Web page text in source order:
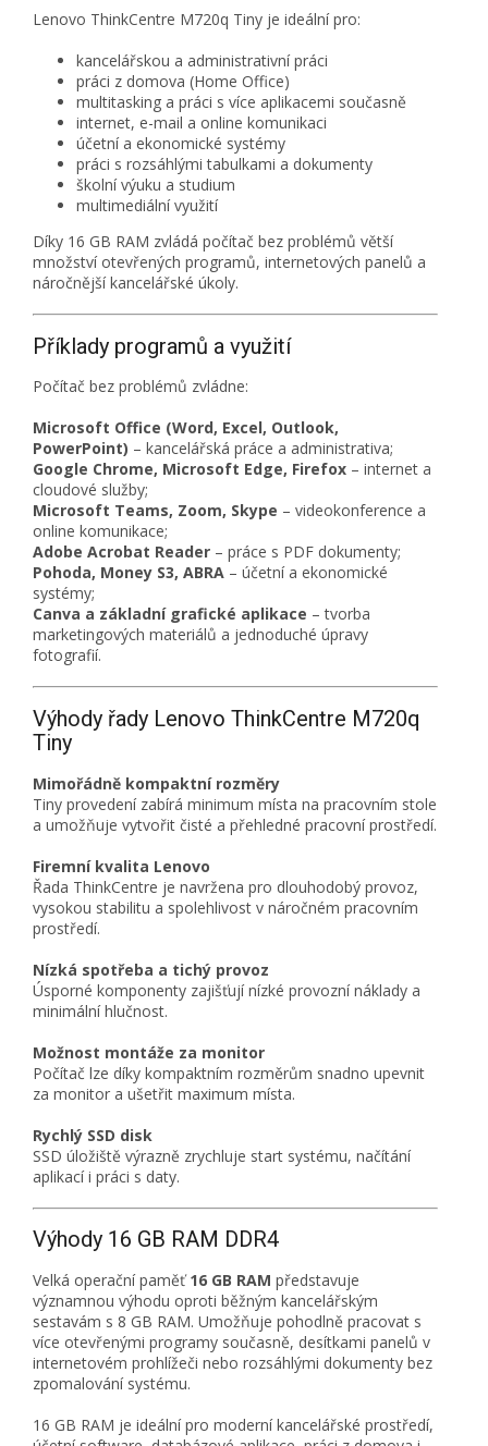
Lenovo ThinkCentre M720q Tiny je ideální pro:
kancelářskou a administrativní práci
práci z domova (Home Office)
multitasking a práci s více aplikacemi současně
internet, e-mail a online komunikaci
účetní a ekonomické systémy
práci s rozsáhlými tabulkami a dokumenty
školní výuku a studium
multimediální využití
Díky 16 GB RAM zvládá počítač bez problémů větší
množství otevřených programů, internetových panelů a
náročnější kancelářské úkoly.
Příklady programů a využití
Počítač bez problémů zvládne:
Microsoft Office (Word, Excel, Outlook,
PowerPoint) – kancelářská práce a administrativa;
Google Chrome, Microsoft Edge, Firefox – internet a
cloudové služby;
Microsoft Teams, Zoom, Skype – videokonference a
online komunikace;
Adobe Acrobat Reader – práce s PDF dokumenty;
Pohoda, Money S3, ABRA – účetní a ekonomické
systémy;
Canva a základní grafické aplikace – tvorba
marketingových materiálů a jednoduché úpravy
fotografií.
Výhody řady Lenovo ThinkCentre M720q
Tiny
Mimořádně kompaktní rozměry
Tiny provedení zabírá minimum místa na pracovním stole
a umožňuje vytvořit čisté a přehledné pracovní prostředí.
Firemní kvalita Lenovo
Řada ThinkCentre je navržena pro dlouhodobý provoz,
vysokou stabilitu a spolehlivost v náročném pracovním
prostředí.
Nízká spotřeba a tichý provoz
Úsporné komponenty zajišťují nízké provozní náklady a
minimální hlučnost.
Možnost montáže za monitor
Počítač lze díky kompaktním rozměrům snadno upevnit
za monitor a ušetřit maximum místa.
Rychlý SSD disk
SSD úložiště výrazně zrychluje start systému, načítání
aplikací i práci s daty.
Výhody 16 GB RAM DDR4
Velká operační paměť16 GB RAM představuje
významnou výhodu oproti běžným kancelářským
sestavám s 8 GB RAM. Umožňuje pohodlně pracovat s
více otevřenými programy současně, desítkami panelů v
internetovém prohlížeči nebo rozsáhlými dokumenty bez
zpomalování systému.
16 GB RAM je ideální pro moderní kancelářské prostředí,